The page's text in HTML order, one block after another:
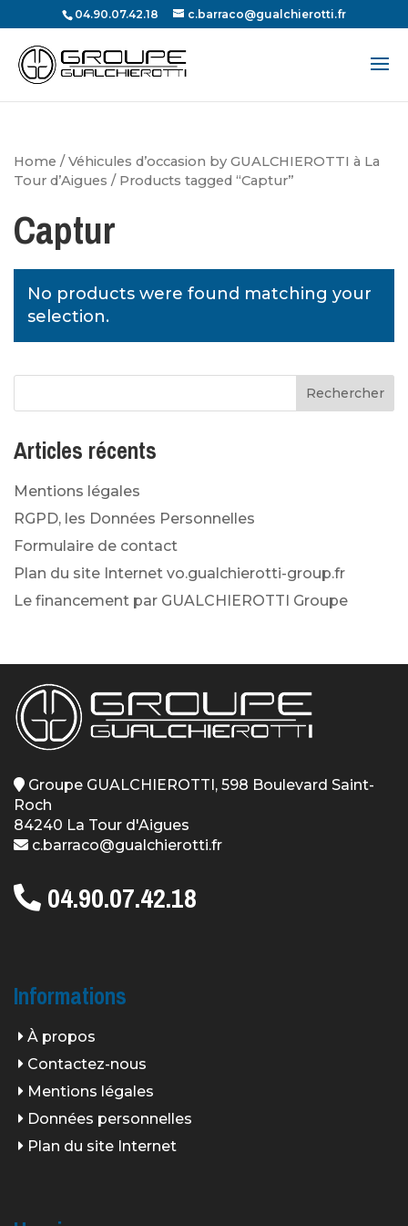
04.90.07.42.18 c.barraco@gualchierotti.fr
Recherche
de
produits
Home /Véhicules d’occasion by GUALCHIEROTTI à La
Tour d’Aigues / Products tagged “Captur”
Captur
No products were found matching your
selection.
Articles récents
Mentions légales
RGPD, les Données Personnelles
Formulaire de contact
Plan du site Internet vo.gualchierotti-group.fr
Le financement par GUALCHIEROTTI Groupe
Groupe GUALCHIEROTTI, 598 Boulevard Saint-
Roch
84240 La Tour d'Aigues
c.barraco@gualchierotti.fr
04.90.07.42.18
Informations
À propos
Contactez-nous
Mentions légales
Données personnelles
Plan du site Internet